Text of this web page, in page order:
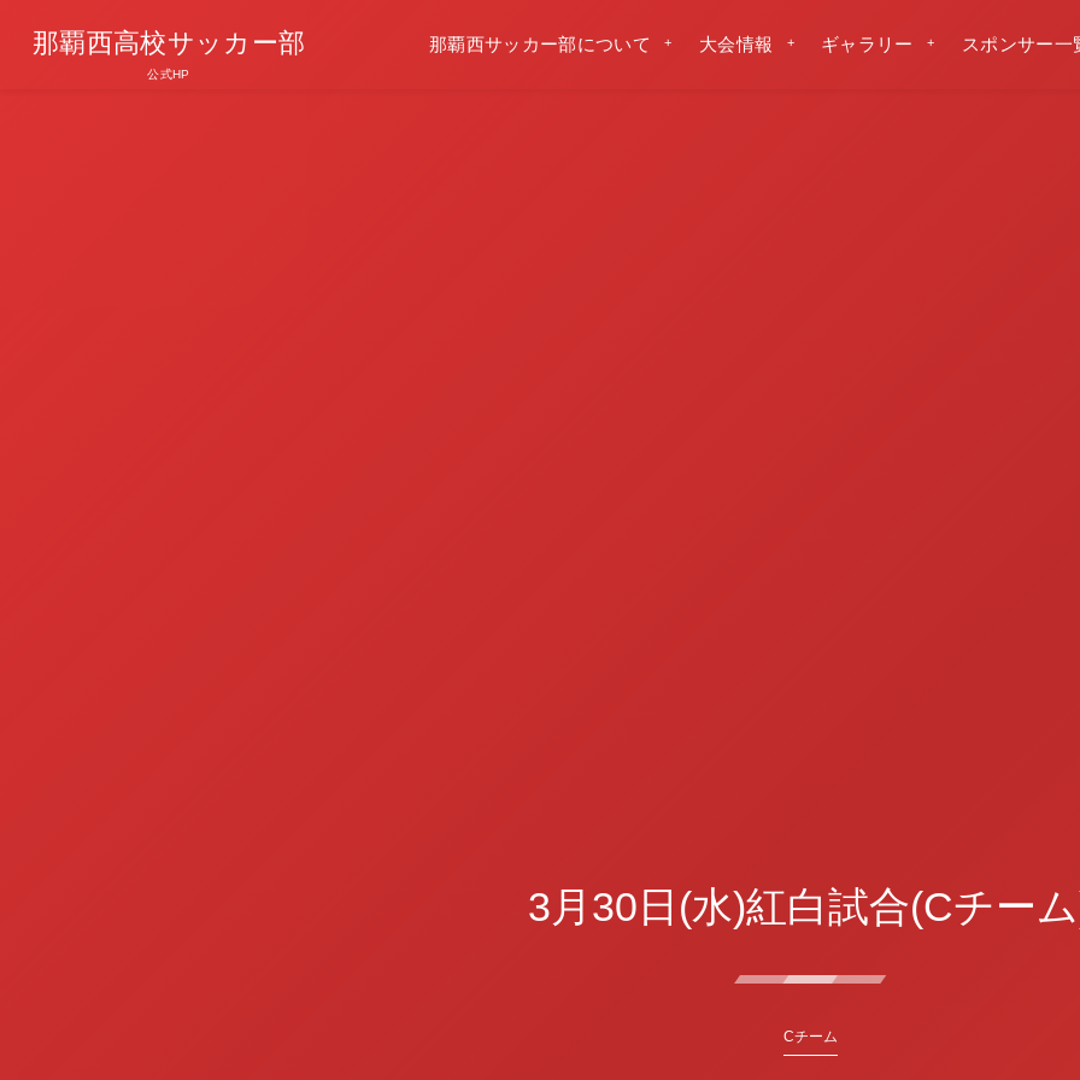
那覇西高校サッカー部
公式HP
那覇西サッカー部について 大会情報 ギャラリー スポンサー一
3月30日(水)紅白試合(Cチー
Cチーム